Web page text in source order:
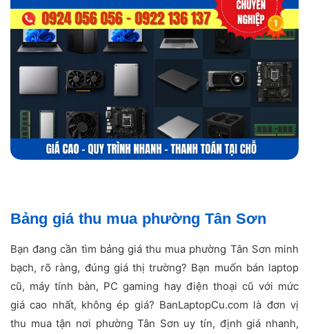
Bảng giá thu mua phường Tân Sơn
Bạn đang cần tìm bảng giá thu mua phường Tân Sơn minh
bạch, rõ ràng, đúng giá thị trường? Bạn muốn bán laptop
cũ, máy tính bàn, PC gaming hay điện thoại cũ với mức
giá cao nhất, không ép giá? BanLaptopCu.com là đơn vị
thu mua tận nơi phường Tân Sơn uy tín, định giá nhanh,